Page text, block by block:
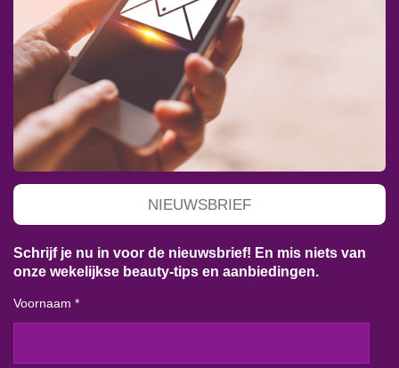
NIEUWSBRIEF
Schrijf je nu in voor de nieuwsbrief! En mis niets van
onze wekelijkse beauty-tips en aanbiedingen.
Voornaam *